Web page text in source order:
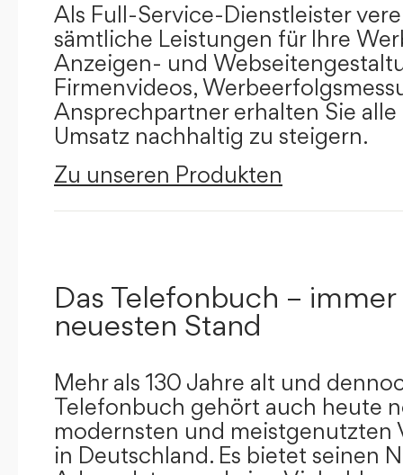
Als Full-Service-Dienstleister
sämtliche Leistungen für Ihre
Anzeigen- und
Firmenvideos,
Ansprechpartner erhalten Sie
Umsatz nachhaltig zu steigern.
Zu unseren Produkten
Das Telefonbuch –
neuesten Stand
Mehr als 130 Jahre alt und
Telefonbuch gehört auch heute
modernsten und meistgenutzten
in Deutschland. Es bietet seinen